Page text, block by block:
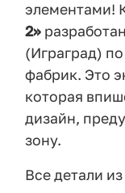
элементами!
2»
(Играград)
фабрик. Это
которая
дизайн,
зону.
Все детали